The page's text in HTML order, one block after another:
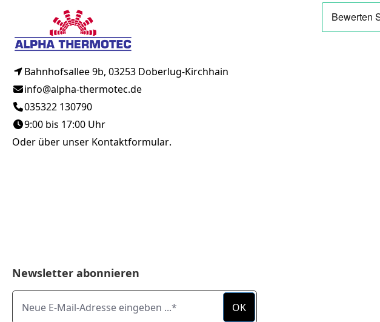
Bahnhofsallee 9b, 03253 Doberlug-Kirchhain
info@alpha-thermotec.de
035322 130790
9:00 bis 17:00 Uhr
Oder über unser Kontaktformular.
Newsletter abonnieren
Neue E-Mail-Adresse eingeben ...
OK